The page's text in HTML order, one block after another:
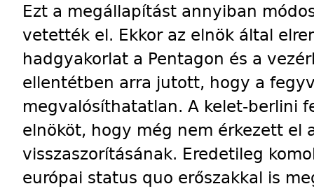
Ezt a megállapítást annyiban
vetették el. Ekkor az elnök által
hadgyakorlat a Pentagon és a
ellentétben arra jutott, hogy a
megvalósíthatatlan. A kelet-berlini
elnököt, hogy még nem érkezett el
visszaszorításának. Eredetileg
európai status quo erőszakkal is